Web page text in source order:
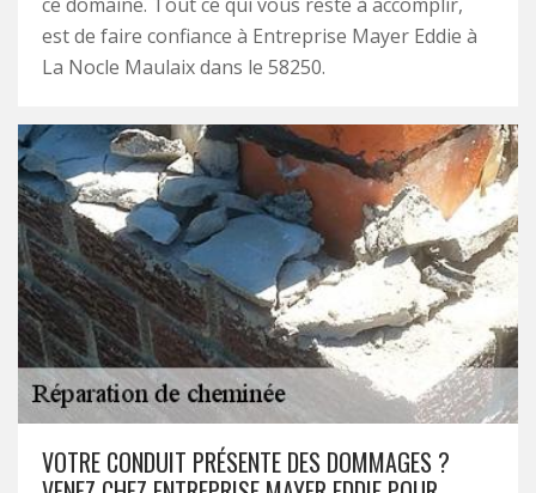
est de faire confiance à Entreprise Mayer Eddie à
La Nocle Maulaix dans le 58250.
VOTRE CONDUIT PRÉSENTE DES DOMMAGES ?